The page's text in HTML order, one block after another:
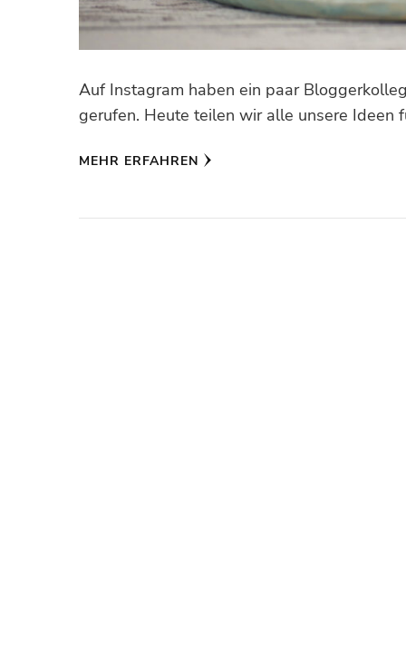
Auf Instagram haben ein paar
gerufen. Heute teilen wir alle unsere Ideen
MEHR ERFAHREN